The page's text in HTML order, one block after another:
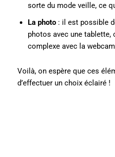
sorte du mode veille, ce
La photo : il est possible
photos avec une tablette,
complexe avec la
Voilà, on espère que ces
d’effectuer un choix éclairé !